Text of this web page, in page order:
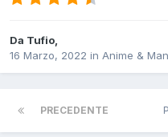
Da Tufio,
16 Marzo, 2022 in Anime &
PRECEDENTE